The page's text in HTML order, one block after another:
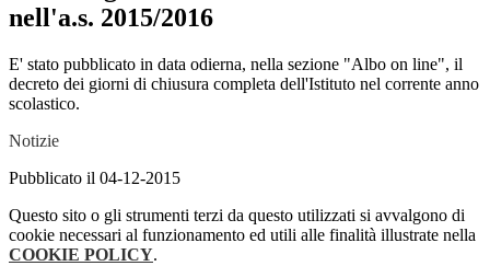
nell'a.s. 2015/2016
E' stato pubblicato in data odierna, nella sezione "Albo on line", il
decreto dei giorni di chiusura completa dell'Istituto nel corrente anno
scolastico.
Notizie
Pubblicato il 04-12-2015
Questo sito o gli strumenti terzi da questo utilizzati si avvalgono di
cookie necessari al funzionamento ed utili alle finalità illustrate nella
COOKIE POLICY.